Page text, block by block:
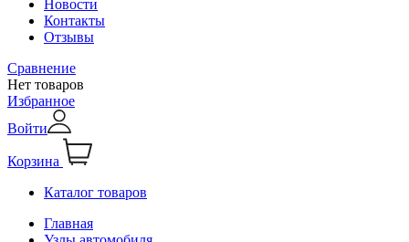
Новости
Контакты
Отзывы
Сравнение
Нет товаров
Избранное
Войти
Корзина
Каталог товаров
Главная